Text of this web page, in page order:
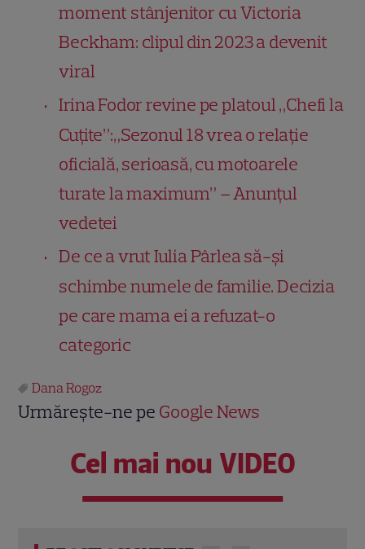
moment stânjenitor cu Victoria
Beckham: clipul din 2023 a devenit
viral
Irina Fodor revine pe platoul „Chefi la
Cuțite”:„Sezonul 18 vrea o relație
oficială, serioasă, cu motoarele
turate la maximum” – Anunțul
vedetei
De ce a vrut Iulia Pârlea să-și
schimbe numele de familie. Decizia
pe care mama ei a refuzat-o
categoric
Dana Rogoz
Urmărește-ne pe Google News
Cel mai nou VIDEO